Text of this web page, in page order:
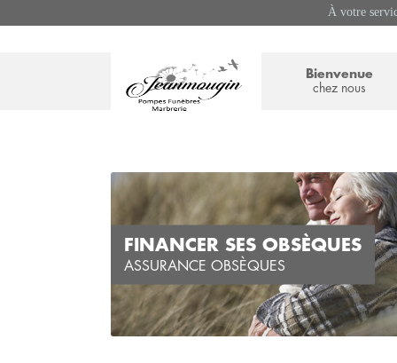
À votre
Bienvenue
chez nous
FINANCER SES OBSÈQUES
ASSURANCE OBSÈQUES